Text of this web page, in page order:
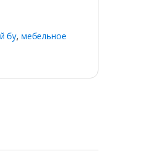
бу, мебельное